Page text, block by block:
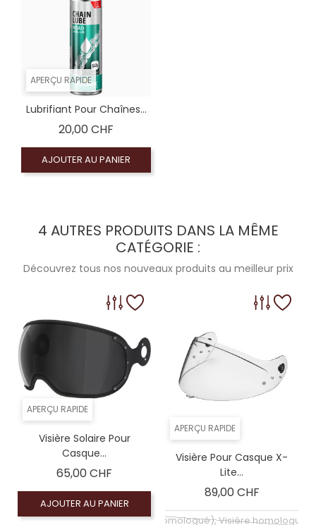
APERÇU RAPIDE
Lubrifiant Pour Chaînes...
20,00 CHF
AJOUTER AU PANIER
4 AUTRES PRODUITS DANS LA MÊME
CATÉGORIE :
Découvrez tous nos nouveaux produits au meilleur prix
APERÇU RAPIDE
Visière Solaire Pour
Casque...
65,00 CHF
AJOUTER AU PANIER
APERÇU RAPIDE
Visière Pour Casque X-
Lite...
89,00 CHFPrix
Écran claire (homologué), Visiére homologuée